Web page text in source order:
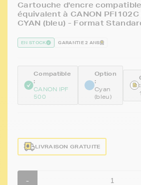
Cartouche d'encre
équivalent à CANON PFI102C
CYAN (bleu) - Format
EN STOCK GARANTIE 2 ANS
Compatible
:
CANON IPF
500
Option
:
Cyan
(bleu)
:
LIVRAISON GRATUITE
-